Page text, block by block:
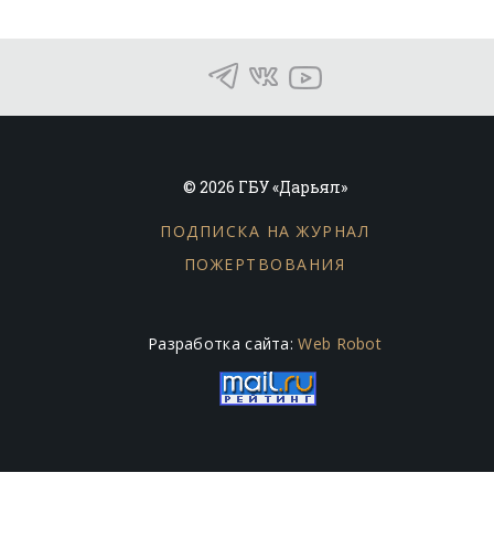
© 2026 ГБУ «Дарьял»
ПОДПИСКА НА ЖУРНАЛ
ПОЖЕРТВОВАНИЯ
Разработка сайта:Web Robot